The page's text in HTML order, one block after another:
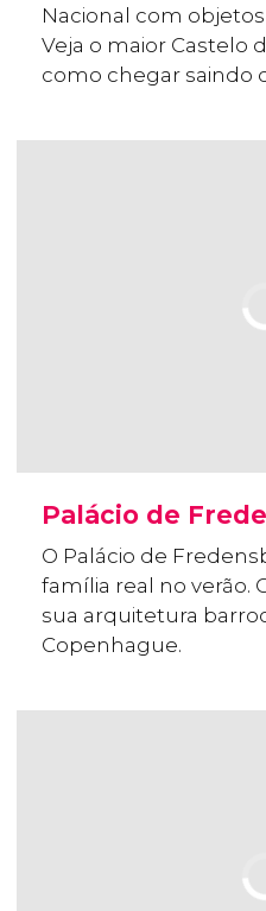
Nacional com
Veja o maior Castelo
como chegar saindo
Palácio de
O Palácio de
família real no verão.
sua arquitetura
Copenhague.